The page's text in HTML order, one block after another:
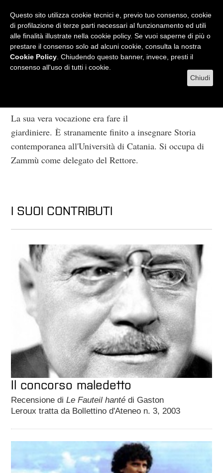
Questo sito utilizza cookie tecnici e, previo tuo consenso, cookie
di profilazione di terze parti necessari al funzionamento ed utili
alle finalità illustrate nella cookie policy. Se vuoi saperne di più o
prestare il consenso solo ad alcuni cookie, consulta la nostra
Cookie Policy . Chiudendo questo banner, invece, presti il
consenso all'uso di tutti i cookie.
Chiudi
RADIO WEB TV L'AGENDA
MENU
La sua vera vocazione era fare il
giardiniere. È stranamente finito a insegnare Storia
contemporanea all'Università di Catania. Si occupa di
Zammù come delegato del Rettore.
I SUOI CONTRIBUTI
Il concorso maledetto
Recensione diLe Fauteil hantédi Gaston
Leroux tratta da Bollettino d'Ateneo n. 3, 2003